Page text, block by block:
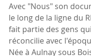
Avec "Nous" son
le long de la ligne du
fait partie des gens
réconcilie avec
Née à Aulnay sous